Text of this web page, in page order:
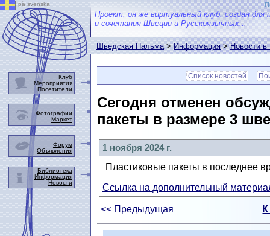
Проект, он же виртуальный клуб, создан для
и сочетания Швеции и Русскоязычных...
Шведская Пальма>Информация>Новости
Список новостей
Сегодня отменен
пакеты в размере 3
1 ноября 2024 г.
Пластиковые пакеты в последнее
Ссылка на дополнительный
<< Предыдущая
på svenska
Клуб
Мероприятия
Посетители
Фотографии
Маркет
Форум
Объявления
Библиотека
Информация
Новости